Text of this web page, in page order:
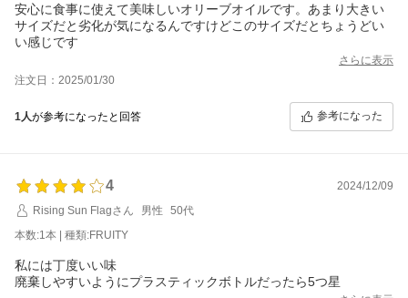
安心に食事に使えて美味しいオリーブオイルです。あまり大きい
サイズだと劣化が気になるんですけどこのサイズだとちょうどい
い感じです
さらに表示
注文日：2025/01/30
1人が参考になったと回答 参考になった
4
2024/12/09
Rising Sun Flagさん
男性
50代
本数:1本 | 種類:FRUITY
私には丁度いい味
廃棄しやすいようにプラスティックボトルだったら5つ星